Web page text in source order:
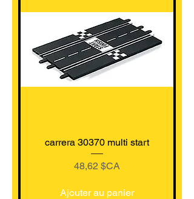
carrera 30370 multi start
Prix
48,62 $CA
Ajouter au panier